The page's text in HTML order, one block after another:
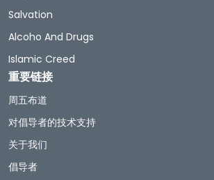
Salvation
Alcoho And Drugs
Islamic Creed
重要链接
周五布道
对倡导者的技术支持
关于我们
倡导者